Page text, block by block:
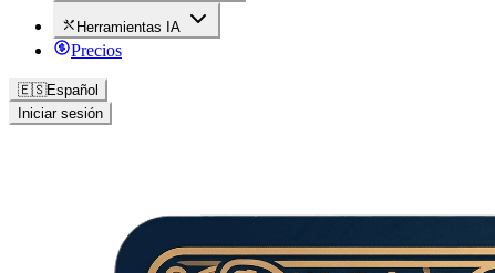
Herramientas IA
Precios
🇪🇸Español
Iniciar sesión